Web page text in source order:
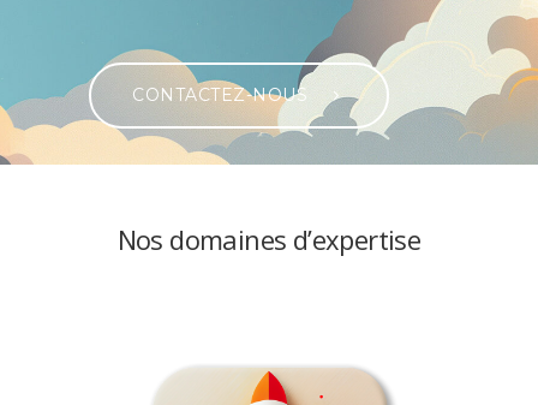
CONTACTEZ-NOUS
Nos domaines d’expertise